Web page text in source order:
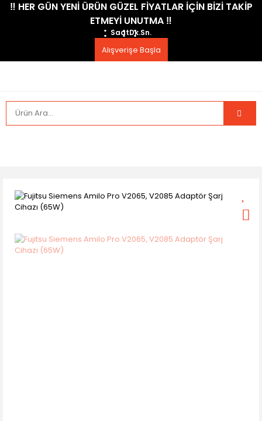
​‼️​ HER GÜN YENİ ÜRÜN GÜZEL FİYATLAR İÇİN BİZİ TAKİP
ETMEYİ UNUTMA ​‼️​
SaatDk.Sn.
Alışverişe Başla